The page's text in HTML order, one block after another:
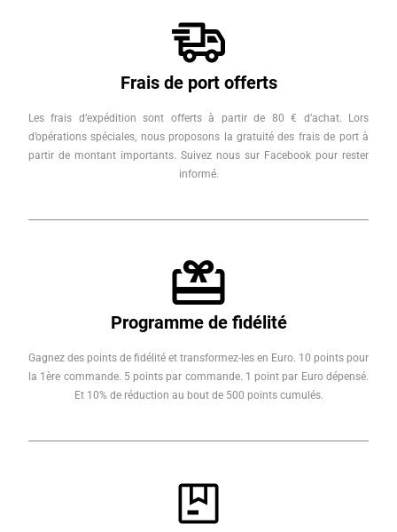
Frais de port offerts
Les frais d’expédition sont offerts à partir de 80 € d’achat. Lors
d’opérations spéciales, nous proposons la gratuité des frais de port à
partir de montant importants. Suivez nous sur Facebook pour rester
informé.
Programme de fidélité
Gagnez des points de fidélité et transformez-les en Euro. 10 points pour
la 1ère commande. 5 points par commande. 1 point par Euro dépensé.
Et 10% de réduction au bout de 500 points cumulés.